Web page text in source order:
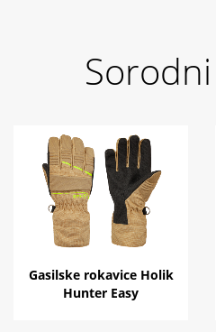
Gasilske rokavice Holik
Hunter Easy